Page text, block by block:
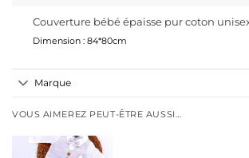
Couverture bébé épaisse pur coton
Dimension : 84*80cm
Marque
VOUS AIMEREZ PEUT-ÊTRE AUSSI…